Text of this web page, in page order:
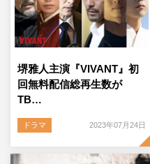
堺雅人主演『VIVANT』初
回無料配信総再生数が
TB…
ドラマ 2023年07月24日